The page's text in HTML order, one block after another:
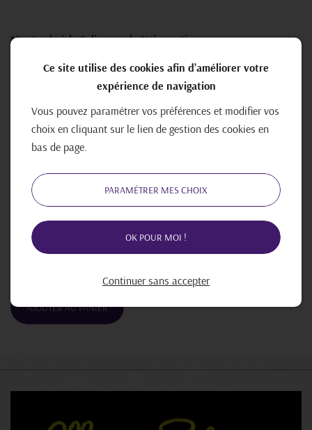
Moutarde à la Salicorne de Noirmoutier
🌿Ingrédients : eau, graine de moutarde, vinaigre, salicorne
Accompagne : poisson, sauce salade, légume, viande
Conservation : à conserver au frais après ouverture
Pot en verre recyclable
Poids
90gr
AJOUTER AU PANIER
Ce site utilise des cookies afin d’améliorer votre
expérience de navigation
Vous pouvez paramétrer vos préférences et modifier vos
choix en cliquant sur le lien de gestion des cookies en
bas de page.
PARAMÉTRER MES CHOIX
OK POUR MOI !
Continuer sans accepter